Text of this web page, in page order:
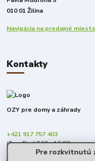
010 01 Žilina
Navigácia na predajné miesto
Kontakty
OZY pre domy a záhrady
+421 917 757 403
(Po - Pia | 7:30 - 16:00)
Pre rozkvitnutú